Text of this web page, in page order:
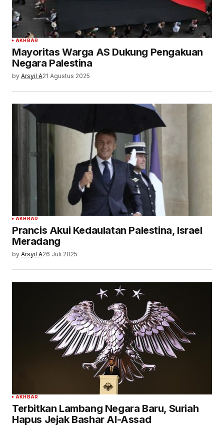
AKHBAR
Mayoritas Warga AS Dukung Pengakuan
Negara Palestina
by Arsyil A21 Agustus 2025
AKHBAR
Prancis Akui Kedaulatan Palestina, Israel
Meradang
by Arsyil A26 Juli 2025
AKHBAR
Terbitkan Lambang Negara Baru, Suriah
Hapus Jejak Bashar Al-Assad